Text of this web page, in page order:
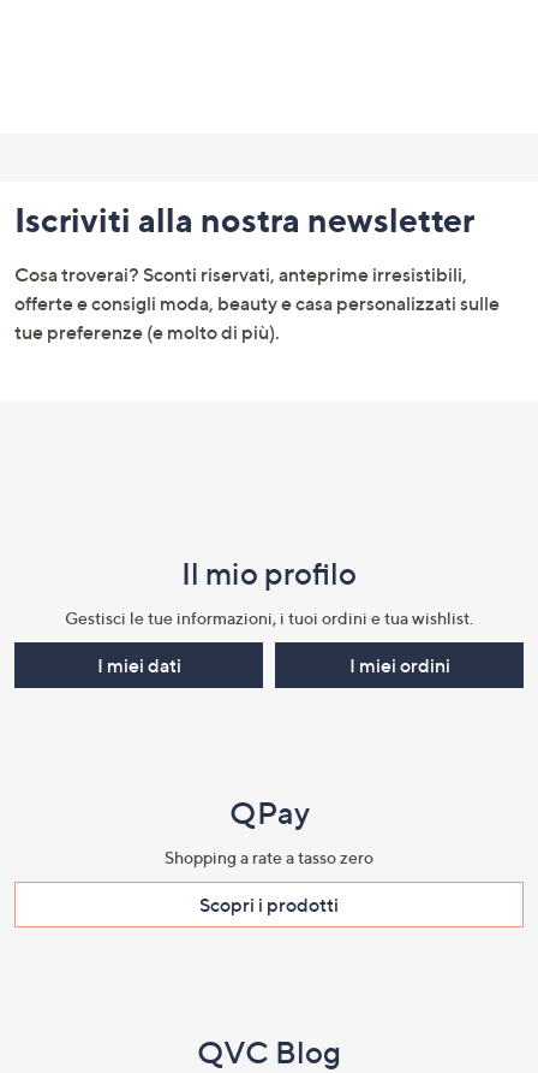
menu
e
informazioni
Iscriviti alla nostra newsletter
Cosa troverai? Sconti riservati, anteprime irresistibili,
offerte e consigli moda, beauty e casa personalizzati sulle
tue preferenze (e molto di più).
Il mio profilo​
Gestisci le tue informazioni, i tuoi ordini e tua wishlist.​
I miei dati I miei ordini
QPay
Shopping a rate a tasso zero​
Scopri i prodotti​
QVC Blog